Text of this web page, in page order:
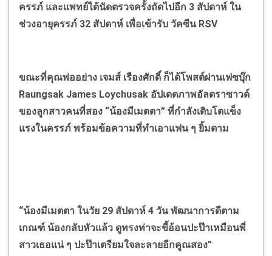
ครรภ์ และแพทย์ได้นัดตรวจครั้งถัดไปอีก 3 สัปดาห์ ใน
ช่วงอายุครรภ์ 32 สัปดาห์ เพื่อเข้ารับ วัคซีน RSV
ขณะที่คุณพ่ออย่าง เจมส์ เรืองศักดิ์ ก็ได้โพสต์ผ่านเฟซบุ๊ก
Raungsak James Loychusak อัปเดตภาพอัลตราซาวด์
ของลูกสาวคนที่สอง “น้องมีเมตตา” ที่กำลังเติบโตแข็ง
แรงในครรภ์ พร้อมข้อความที่ทำเอาแฟน ๆ ยิ้มตาม
“น้องมีเมตตา ในวัย 29 สัปดาห์ 4 วัน พัฒนาการดีตาม
เกณฑ์ น้องกลับหัวแล้ว ดูทรงท่าจะขี้อ้อนปะป๊าเหมือนพี่
สาวเธอแน่ ๆ ปะป๊าเตรียมใจละลายอีกคูณสอง”